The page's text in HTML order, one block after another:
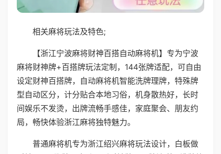
相关麻将玩法及特色;
【浙江宁波麻将财神百搭自动麻将机】专为宁波
麻将财神牌+百搭牌玩法定制，144张牌适配，可自由
设定财神百搭牌，自动麻将机智能洗牌理牌，特殊牌
型自动区分，计分贴合本地习俗，机身散热好，长时
间娱乐不发烫，出牌流畅手感佳，家庭聚会、朋友约
局，畅快体验浙江麻将独特魅力。
普通麻将机专为浙江绍兴麻将玩法设计，白板做